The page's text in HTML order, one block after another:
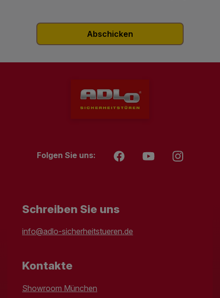
Folgen Sie uns:
Schreiben Sie uns
info@adlo-sicherheitstueren.de
Kontakte
Showroom München